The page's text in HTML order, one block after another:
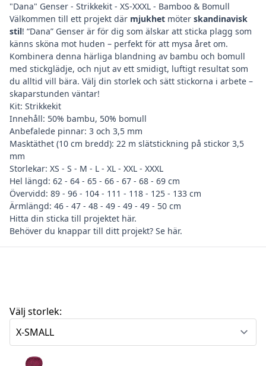
"Dana" Genser - Strikkekit - XS-XXXL - Bamboo & Bomull
Välkommen till ett projekt där mjukhet möter skandinavisk
stil! “Dana” Genser är för dig som älskar att sticka plagg som
känns sköna mot huden – perfekt för att mysa året om.
Kombinera denna härliga blandning av bambu och bomull
med stickglädje, och njut av ett smidigt, luftigt resultat som
du alltid vill bära. Välj din storlek och sätt stickorna i arbete –
skaparstunden väntar!
Kit: Strikkekit
Innehåll: 50% bambu, 50% bomull
Anbefalede pinnar: 3 och 3,5 mm
Masktäthet (10 cm bredd): 22 m slätstickning på stickor 3,5
mm
Storlekar: XS - S - M - L - XL - XXL - XXXL
Hel längd: 62 - 64 - 65 - 66 - 67 - 68 - 69 cm
Övervidd: 89 - 96 - 104 - 111 - 118 - 125 - 133 cm
Ärmlängd: 46 - 47 - 48 - 49 - 49 - 49 - 50 cm
Hitta din sticka till projektet här.
Behöver du knappar till ditt projekt? Se här.
Välj storlek: